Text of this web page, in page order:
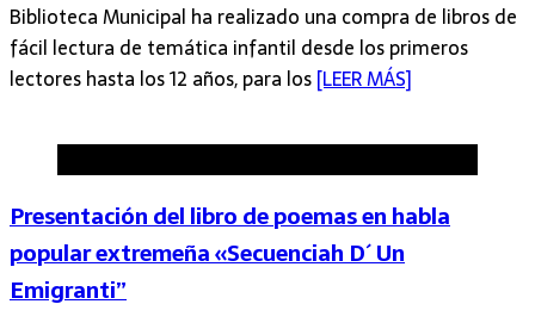
Biblioteca Municipal ha realizado una compra de libros de
fácil lectura de temática infantil desde los primeros
lectores hasta los 12 años, para los[LEER MÁS]
Presentación del libro de poemas en habla
popular extremeña «Secuenciah D´ Un
Emigranti”